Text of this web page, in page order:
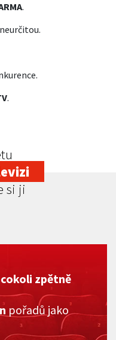
.
.
si ji
zpětně
pořadů jako